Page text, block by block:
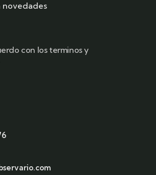
novedades
con los terminos y